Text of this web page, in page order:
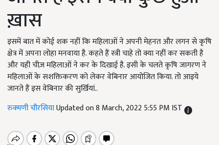
ख़ास
इसमें बात में कोई शक नहीं कि महिलाओं ने अपनी मेहनत और लगन से कृषि
क्षेत्र में अपना लोहा मनवाया है. कहते हैं स्त्री चाहे तो क्या नहीं कर सकती है
और यही चीज़ महिलाओं ने कर के दिखाई है. इसी के चलते कृषि जागरण ने
महिलाओं के सशक्तिकरण को लेकर वेबिनार आयोजित किया. तो आइये
जानते हैं इस वेबिनार की सुर्खियां..
रुक्मणी चौरसियाUpdated on 8 March, 2022 5:55 PM IST